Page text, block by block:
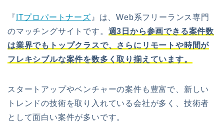
『 ITプロパートナーズ 』は、Web系フリーランス専門
のマッチングサイトです。 週3日から参画できる案件数
は業界でもトップクラスで、さらにリモートや時間が
フレキシブルな案件を数多く取り揃えています。
スタートアップやベンチャーの案件も豊富で、新しい
トレンドの技術を取り入れている会社が多く、技術者
として面白い案件が多いです。